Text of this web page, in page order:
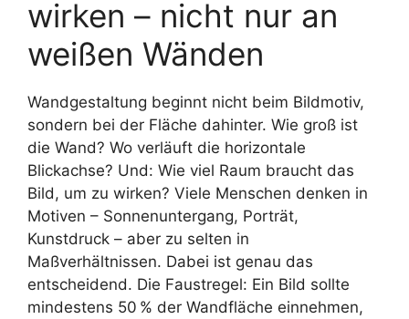
wirken – nicht nur an
weißen Wänden
Wandgestaltung beginnt nicht beim Bildmotiv,
sondern bei der Fläche dahinter. Wie groß ist
die Wand? Wo verläuft die horizontale
Blickachse? Und: Wie viel Raum braucht das
Bild, um zu wirken? Viele Menschen denken in
Motiven – Sonnenuntergang, Porträt,
Kunstdruck – aber zu selten in
Maßverhältnissen. Dabei ist genau das
entscheidend. Die Faustregel: Ein Bild sollte
mindestens 50 % der Wandfläche einnehmen,